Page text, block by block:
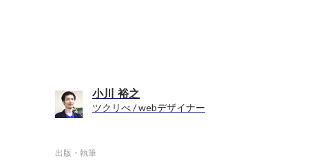
小川 裕之
ツクリべ / webデザイナー
出版・執筆